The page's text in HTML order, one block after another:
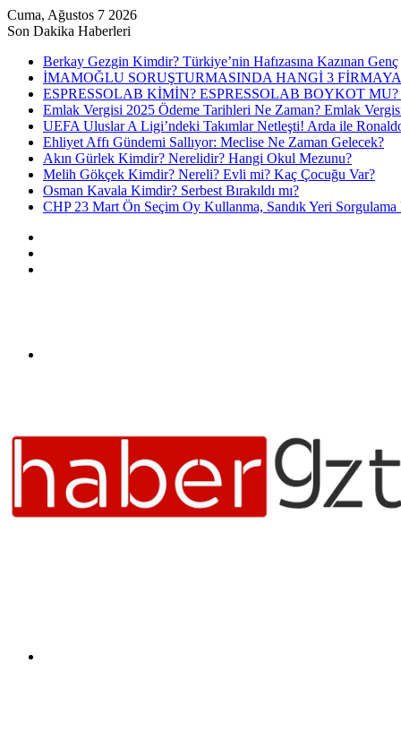
Cuma, Ağustos 7 2026
Son Dakika Haberleri
Berkay Gezgin Kimdir? Türkiye’nin Hafızasına Kazınan Genç
İMAMOĞLU SORUŞTURMASINDA HANGİ 3
ESPRESSOLAB KİMİN? ESPRESSOLAB BOYKOT
Emlak Vergisi 2025 Ödeme Tarihleri Ne Zaman? Emlak
UEFA Uluslar A Ligi’ndeki Takımlar Netleşti! Arda ile
Ehliyet Affı Gündemi Sallıyor: Meclise Ne Zaman Gelecek?
Akın Gürlek Kimdir? Nerelidir? Hangi Okul Mezunu?
Melih Gökçek Kimdir? Nereli? Evli mi? Kaç Çocuğu Var?
Osman Kavala Kimdir? Serbest Bırakıldı mı?
CHP 23 Mart Ön Seçim Oy Kullanma, Sandık Yeri Sorgulama